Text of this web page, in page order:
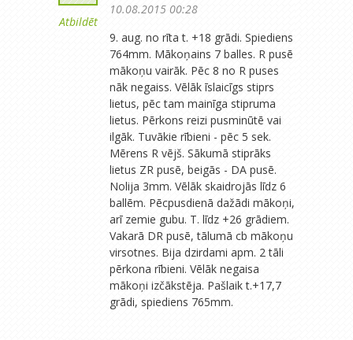
Atbildēt
10.08.2015 00:28
9. aug. no rīta t. +18 grādi. Spiediens
764mm. Mākoņains 7 balles. R pusē
mākoņu vairāk. Pēc 8 no R puses
nāk negaiss. Vēlāk īslaicīgs stiprs
lietus, pēc tam mainīga stipruma
lietus. Pērkons reizi pusminūtē vai
ilgāk. Tuvākie rībieni - pēc 5 sek.
Mērens R vējš. Sākumā stiprāks
lietus ZR pusē, beigās - DA pusē.
Nolija 3mm. Vēlāk skaidrojās līdz 6
ballēm. Pēcpusdienā dažādi mākoņi,
arī zemie gubu. T. līdz +26 grādiem.
Vakarā DR pusē, tālumā cb mākoņu
virsotnes. Bija dzirdami apm. 2 tāli
pērkona rībieni. Vēlāk negaisa
mākoņi izčākstēja. Pašlaik t.+17,7
grādi, spiediens 765mm.